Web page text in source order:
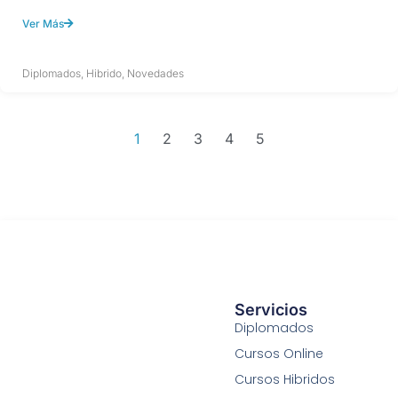
Ver Más
Diplomados, Hibrido, Novedades
1 2 3 4 5
Servicios
Diplomados
Cursos Online
Cursos Hibridos